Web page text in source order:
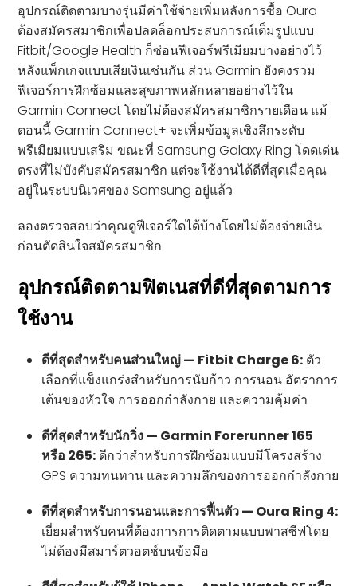
อุปกรณ์ติดตามบางรุ่นมีค่าใช้จ่ายเพิ่มหลังการซื้อ Oura
ต้องสมัครสมาชิกเพื่อปลดล็อกประสบการณ์เต็มรูปแบบ
Fitbit/Google Health ก็ซ่อนฟีเจอร์พรีเมียมบางอย่างไว้
หลังแพ็กเกจแบบเสียเงินเช่นกัน ส่วน Garmin ยังคงรวม
ฟีเจอร์การฝึกซ้อมและสุขภาพหลักหลายอย่างไว้ใน
Garmin Connect โดยไม่ต้องสมัครสมาชิกรายเดือน แม้
ตอนนี้ Garmin Connect+ จะเพิ่มข้อมูลเชิงลึกระดับ
พรีเมียมแบบเสริม ขณะที่ Samsung Galaxy Ring โดดเด่น
ตรงที่ไม่บังคับสมัครสมาชิก แต่จะใช้งานได้ดีที่สุดเมื่อคุณ
อยู่ในระบบนิเวศของ Samsung อยู่แล้ว
ลองตรวจสอบว่าคุณดูฟีเจอร์ใดได้บ้างโดยไม่ต้องจ่ายเงิน
ก่อนตัดสินใจสมัครสมาชิก
อุปกรณ์ติดตามฟิตเนสที่ดีที่สุดตามการ
ใช้งาน
ดีที่สุดสำหรับคนส่วนใหญ่ — Fitbit Charge 6: ตัว
เลือกที่แข็งแกร่งสำหรับการนับก้าว การนอน อัตราการ
เต้นของหัวใจ การออกกำลังกาย และความคุ้มค่า
ดีที่สุดสำหรับนักวิ่ง — Garmin Forerunner 165
หรือ 265: ดีกว่าสำหรับการฝึกซ้อมแบบมีโครงสร้าง
GPS ความทนทาน และความลึกของการออกกำลังกาย
ดีที่สุดสำหรับการนอนและการฟื้นตัว — Oura Ring 4:
เยี่ยมสำหรับคนที่ต้องการการติดตามแบบพาสซีฟโดย
ไม่ต้องมีสมาร์ตวอตช์บนข้อมือ